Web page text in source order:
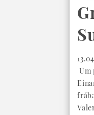
Um